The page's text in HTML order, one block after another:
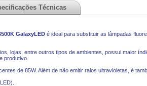
Técnicas
GalaxyLED é ideal para substituir as lâmpadas
lojas, entre outros tipos de ambientes, possui maior
produtivo.
de 85W. Além de não emitir raios ultravioletas, é